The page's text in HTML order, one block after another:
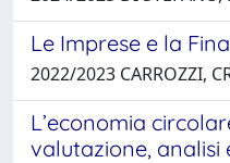
Le Imprese e la
2022/2023 CARROZZI,
L’economia
valutazione, analisi